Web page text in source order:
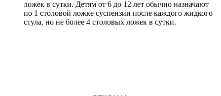
ложек в сутки. Детям от 6 до 12 лет обычно назначают
по 1 столовой ложке суспензии после каждого жидкого
стула, но не более 4 столовых ложек в сутки.